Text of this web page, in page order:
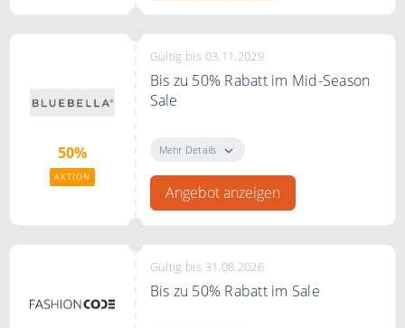
50%
AKTION
Gültig bis 03.11.2029
Bis zu 50% Rabatt im Mid-Season
Sale
auf Dessous, Nachtwäsche und
Mehr Details
Angebot anzeigen
Gültig bis 31.08.2026
Bis zu 50% Rabatt im Sale